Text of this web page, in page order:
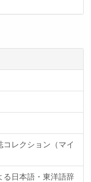
レクション（マイ
日本語・東洋語辞